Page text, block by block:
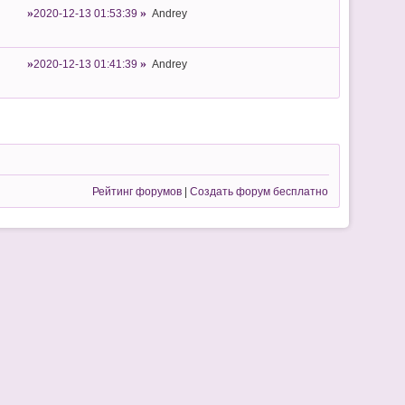
2020-12-13 01:53:39 Andrey
2020-12-13 01:41:39 Andrey
Рейтинг форумов |Создать форум бесплатно